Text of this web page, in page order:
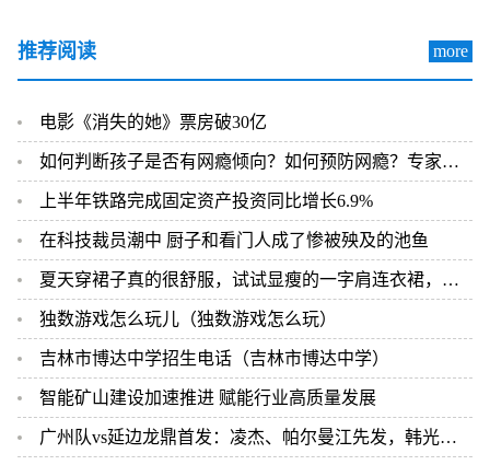
推荐阅读 more
电影《消失的她》票房破30亿
如何判断孩子是否有网瘾倾向？如何预防网瘾？专家来支招
上半年铁路完成固定资产投资同比增长6.9%
在科技裁员潮中 厨子和看门人成了惨被殃及的池鱼
夏天穿裙子真的很舒服，试试显瘦的一字肩连衣裙，优雅永不过时
独数游戏怎么玩儿（独数游戏怎么玩）
吉林市博达中学招生电话（吉林市博达中学）
智能矿山建设加速推进 赋能行业高质量发展
广州队vs延边龙鼎首发：凌杰、帕尔曼江先发，韩光徽、金泰延出战